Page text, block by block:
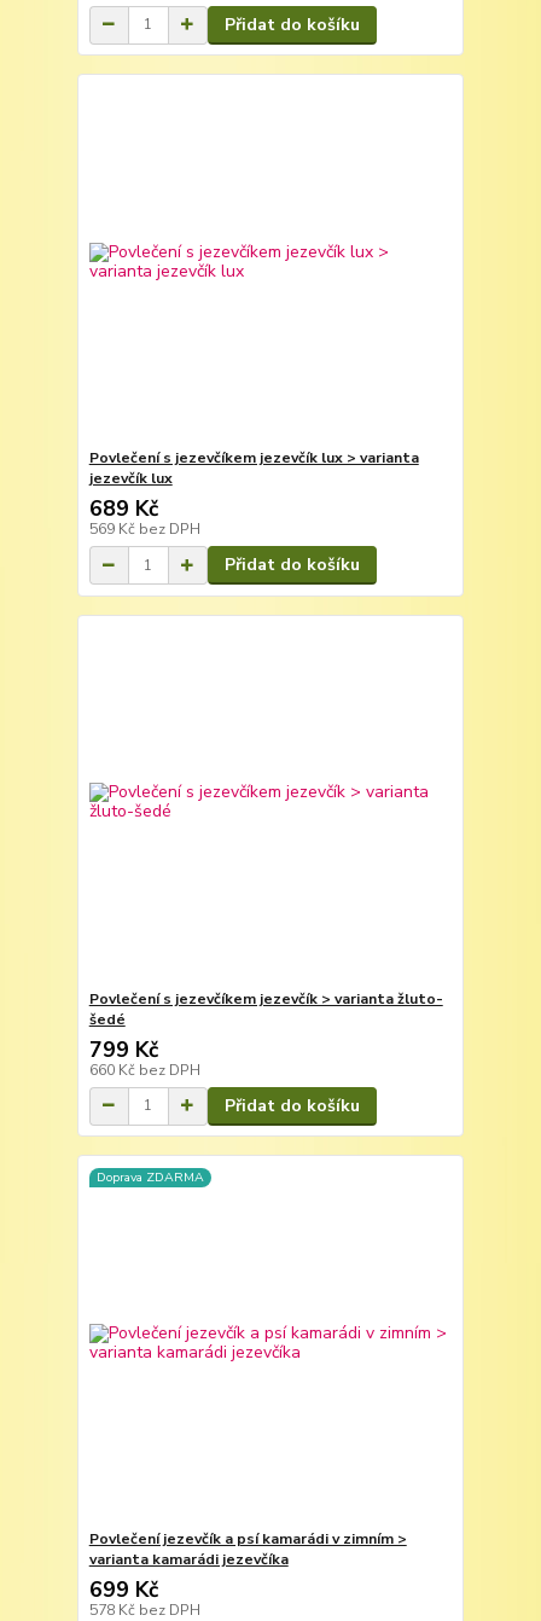
Přidat do košíku
Povlečení s jezevčíkem jezevčík lux > varianta
jezevčík lux
689 Kč
569 Kč bez DPH
Přidat do košíku
Povlečení s jezevčíkem jezevčík > varianta žluto-
šedé
799 Kč
660 Kč bez DPH
Přidat do košíku
Doprava ZDARMA
Povlečení jezevčík a psí kamarádi v zimním >
varianta kamarádi jezevčíka
699 Kč
578 Kč bez DPH